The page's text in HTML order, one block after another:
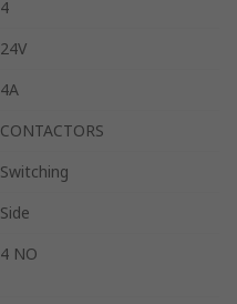
4
24V
4A
CONTACTORS
Switching
Side
4 NO